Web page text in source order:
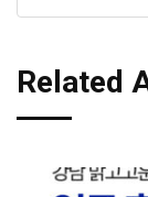
Related